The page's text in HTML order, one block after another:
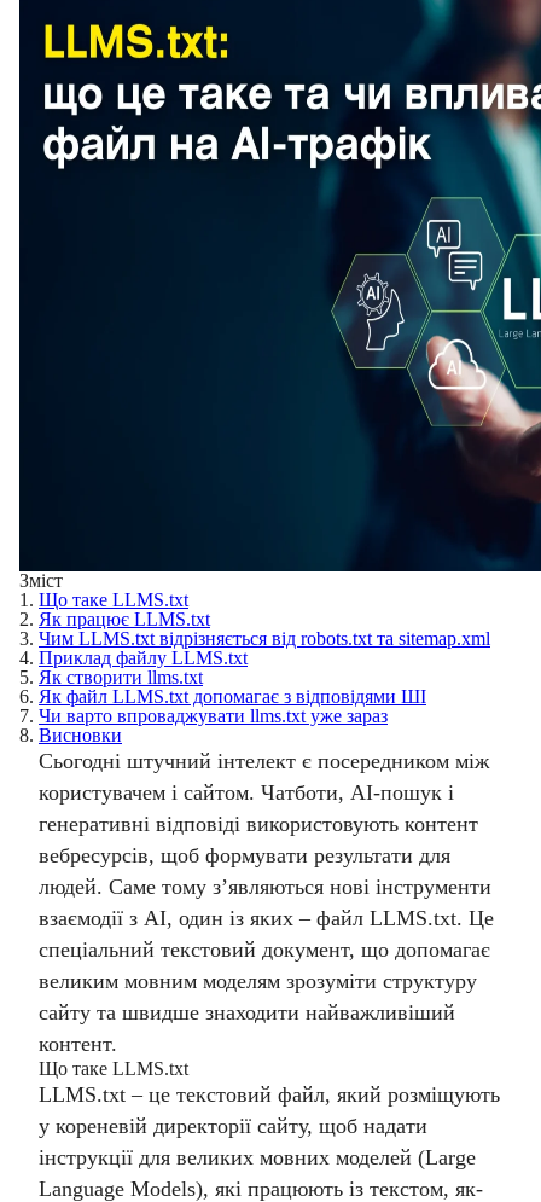
Зміст
1. Що таке LLMS.txt
2. Як працює LLMS.txt
3. Чим LLMS.txt відрізняється від robots.txt та sitemap.xml
4. Приклад файлу LLMS.txt
5. Як створити llms.txt
6. Як файл LLMS.txt допомагає з відповідями ШІ
7. Чи варто впроваджувати llms.txt уже зараз
8. Висновки
Сьогодні штучний інтелект є посередником між
користувачем і сайтом. Чатботи, AI-пошук і
генеративні відповіді використовують контент
вебресурсів, щоб формувати результати для
людей. Саме тому з’являються нові інструменти
взаємодії з AI, один із яких – файл LLMS.txt. Це
спеціальний текстовий документ, що допомагає
великим мовним моделям зрозуміти структуру
сайту та швидше знаходити найважливіший
контент.
Що таке LLMS.txt
LLMS.txt – це текстовий файл, який розміщують
у кореневій директорії сайту, щоб надати
інструкції для великих мовних моделей (Large
Language Models), які працюють із текстом, як-